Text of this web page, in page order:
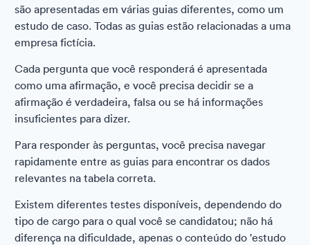
são apresentadas em várias guias diferentes, como um
estudo de caso. Todas as guias estão relacionadas a uma
empresa fictícia.
Cada pergunta que você responderá é apresentada
como uma afirmação, e você precisa decidir se a
afirmação é verdadeira, falsa ou se há informações
insuficientes para dizer.
Para responder às perguntas, você precisa navegar
rapidamente entre as guias para encontrar os dados
relevantes na tabela correta.
Existem diferentes testes disponíveis, dependendo do
tipo de cargo para o qual você se candidatou; não há
diferença na dificuldade, apenas o conteúdo do 'estudo